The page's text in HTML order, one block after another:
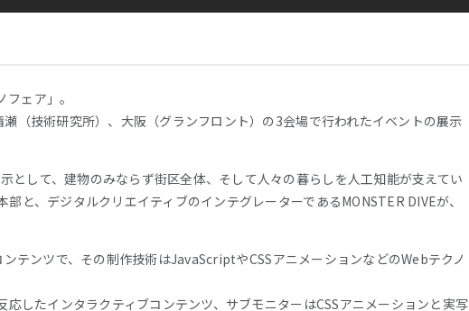
ェア」。
（技術研究所）、大阪（グランフロント）の3会場で行われたイベントの展示
として、建物のみならず街区全体、そして人々の暮らしを人工知能が支えてい
と、デジタルクリエイティブのインテグレーターであるMONSTER DIVEが、
テンツで、その制作技術はJavaScriptやCSSアニメーションなどのWebテクノ
したインタラクティブコンテンツ、サブモニターはCSSアニメーションと実写